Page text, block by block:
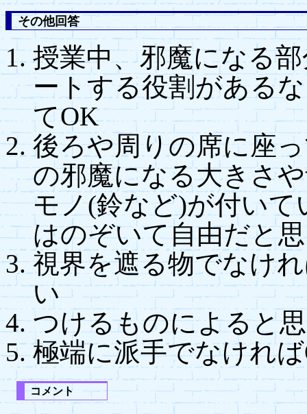
その他回答
授業中、邪魔になる
ートする役割がある
てOK
後ろや周りの席に座
の邪魔になる大きさ
モノ(鈴など)が付いて
はのぞいて自由だと
視界を遮る物でなけ
い
つけるものによると
極端に派手でなけれ
コメント